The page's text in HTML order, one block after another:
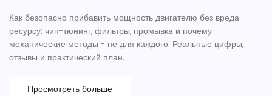
Как безопасно прибавить мощность двигателю без вреда
ресурсу: чип-тюнинг, фильтры, промывка и почему
механические методы - не для каждого. Реальные цифры,
отзывы и практический план.
Просмотреть больше